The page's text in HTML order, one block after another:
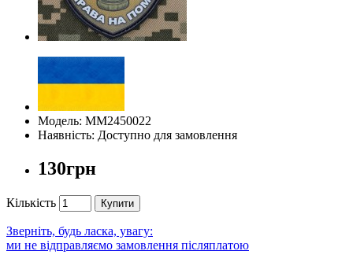
Модель: ММ2450022
Наявність: Доступно для замовлення
130грн
Кількість Купити
Зверніть, будь ласка, увагу:
ми не відправляємо замовлення післяплатою